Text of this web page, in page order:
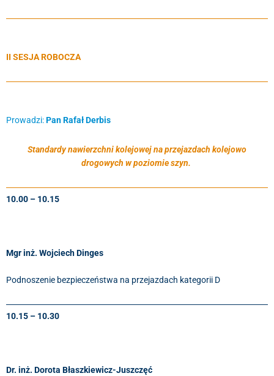
II SESJA ROBOCZA
Prowadzi:Pan Rafał Derbis
Standardy nawierzchni kolejowej na przejazdach kolejowo
drogowych w poziomie szyn.
10.00 – 10.15
Mgr inż. Wojciech Dinges
Podnoszenie bezpieczeństwa na przejazdach kategorii D
10.15 – 10.30
Dr. inż. Dorota Błaszkiewicz-Juszczęć